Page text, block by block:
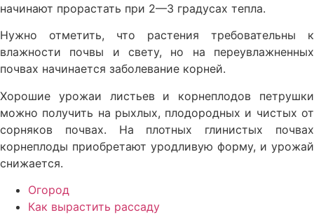
начинают прорастать при 2—3 градусах тепла.
Нужно отметить, что растения требовательны к
влажно­сти почвы и свету, но на переувлажненных
почвах начина­ется заболевание корней.
Хорошие урожаи листьев и корнеплодов петрушки
мож­но получить на рыхлых, плодородных и чистых от
сорняков почвах. На плотных глинистых почвах
корнеплоды приоб­ретают уродливую форму, и урожай
снижается.
Огород
Как вырастить рассаду